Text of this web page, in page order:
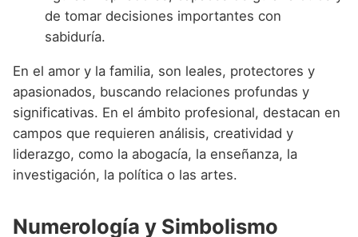
de tomar decisiones importantes con
sabiduría.
En el amor y la familia, son leales, protectores y
apasionados, buscando relaciones profundas y
significativas. En el ámbito profesional, destacan en
campos que requieren análisis, creatividad y
liderazgo, como la abogacía, la enseñanza, la
investigación, la política o las artes.
Numerología y Simbolismo